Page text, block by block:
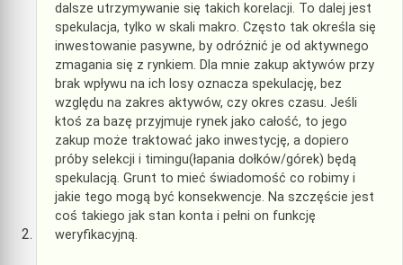
dalsze utrzymywanie się takich korelacji. To dalej jest
spekulacja, tylko w skali makro. Często tak określa się
inwestowanie pasywne, by odróżnić je od aktywnego
zmagania się z rynkiem. Dla mnie zakup aktywów przy
brak wpływu na ich losy oznacza spekulację, bez
względu na zakres aktywów, czy okres czasu. Jeśli
ktoś za bazę przyjmuje rynek jako całość, to jego
zakup może traktować jako inwestycję, a dopiero
próby selekcji i timingu(łapania dołków/górek) będą
spekulacją. Grunt to mieć świadomość co robimy i
jakie tego mogą być konsekwencje. Na szczęście jest
coś takiego jak stan konta i pełni on funkcję
weryfikacyjną.